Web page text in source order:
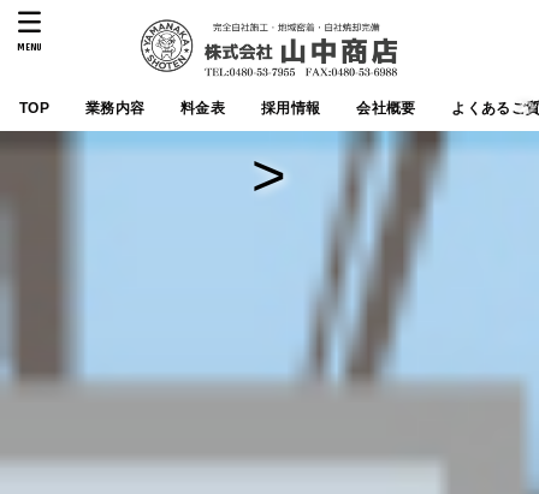
TOP 業務内容 料金表 採用情報 会社概要 よくあるご
MENU
>